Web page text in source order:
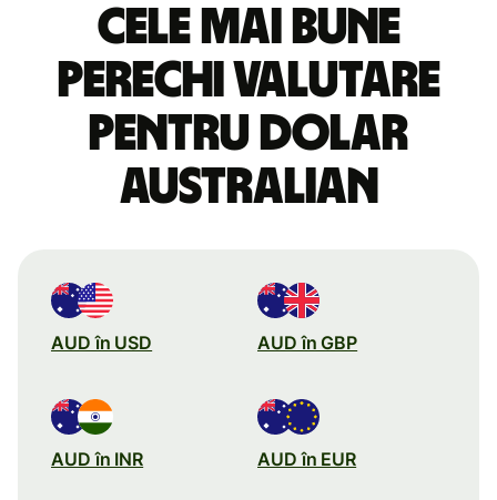
Cele mai bune
perechi valutare
pentru dolar
australian
AUD în USD AUD în GBP
AUD în INR AUD în EUR